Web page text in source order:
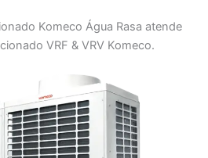
Komeco Água Rasa atende
VRF & VRV Komeco.